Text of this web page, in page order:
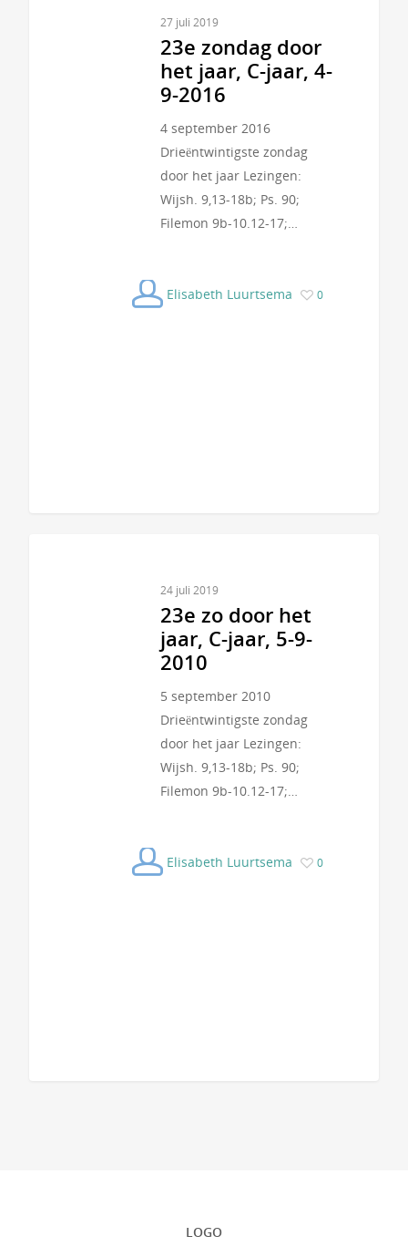
27 juli 2019
23e zondag door
het jaar, C-jaar, 4-
9-2016
4 september 2016
Drieëntwintigste zondag
door het jaar Lezingen:
Wijsh. 9,13-18b; Ps. 90;
Filemon 9b-10.12-17;…
Elisabeth Luurtsema 0
24 juli 2019
23e zo door het
jaar, C-jaar, 5-9-
2010
5 september 2010
Drieëntwintigste zondag
door het jaar Lezingen:
Wijsh. 9,13-18b; Ps. 90;
Filemon 9b-10.12-17;…
Elisabeth Luurtsema 0
LOGO